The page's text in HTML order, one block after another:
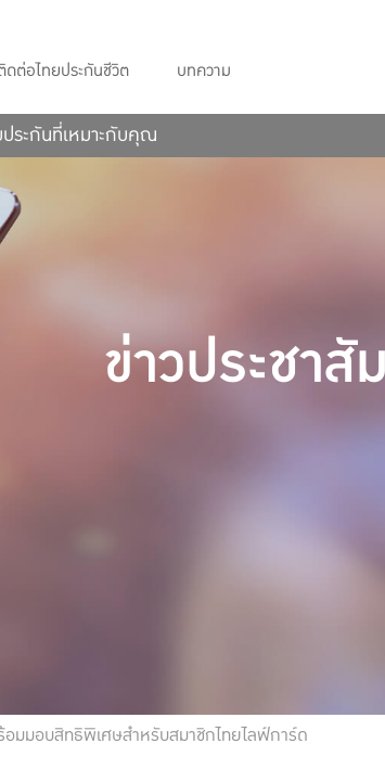
ดต่อไทยประกันชีวิต บทความ
ระกันที่เหมาะกับคุณ
ข่าวประชา
มมอบสิทธิพิเศษสำหรับสมาชิกไทยไลฟ์การ์ด